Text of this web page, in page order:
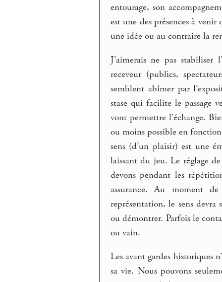
entourage, son
est une des présences à
une idée ou au contraire la
J’aimerais ne pas
receveur (publics,
semblent abîmer par
stase qui facilite le passage
vont permettre l’échange.
ou moins possible en
sens (d’un plaisir) est une
laissant du jeu. Le réglage
devons pendant les
assurance. Au moment
représentation, le sens
ou démontrer. Parfois le
ou vain.
Les avant gardes historiques
sa vie. Nous pouvons